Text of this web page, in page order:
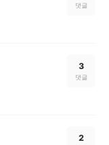
댓글
3
댓글
2